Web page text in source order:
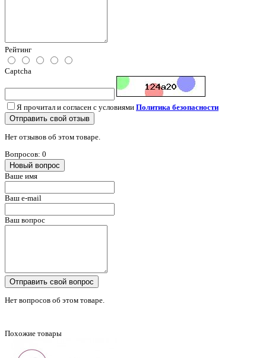
Рейтинг
Captcha
Я прочитал и согласен с условиями Политика безопасности
Отправить свой отзыв
Нет отзывов об этом товаре.
Вопросов: 0
Новый вопрос
Ваше имя
Ваш e-mail
Ваш вопрос
Отправить свой вопрос
Нет вопросов об этом товаре.
Похожие товары